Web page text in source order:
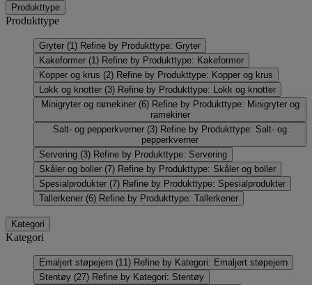
Produkttype
Produkttype
Gryter (1) Refine by Produkttype: Gryter
Kakeformer (1) Refine by Produkttype: Kakeformer
Kopper og krus (2) Refine by Produkttype: Kopper og krus
Lokk og knotter (3) Refine by Produkttype: Lokk og knotter
Minigryter og ramekiner (6) Refine by Produkttype: Minigryter og
ramekiner
Salt- og pepperkverner (3) Refine by Produkttype: Salt- og
pepperkverner
Servering (3) Refine by Produkttype: Servering
Skåler og boller (7) Refine by Produkttype: Skåler og boller
Spesialprodukter (7) Refine by Produkttype: Spesialprodukter
Tallerkener (6) Refine by Produkttype: Tallerkener
Kategori
Kategori
Emaljert støpejern (11) Refine by Kategori: Emaljert støpejern
Stentøy (27) Refine by Kategori: Stentøy